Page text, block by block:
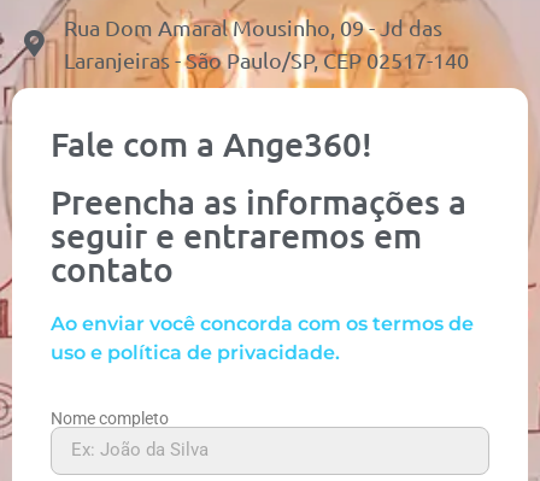
Rua Dom Amaral Mousinho, 09 - Jd das
Laranjeiras - São Paulo/SP, CEP 02517-140
Fale com a Ange360!
Preencha as informações a
seguir e entraremos em
contato
Ao enviar você concorda com os termos de
uso e política de privacidade.
Nome completo